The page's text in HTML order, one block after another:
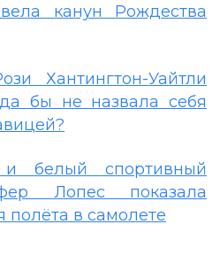
канун Рождества
Хантингтон-Уайтли
бы не назвала себя
белый спортивный
Лопес показала
полёта в самолете